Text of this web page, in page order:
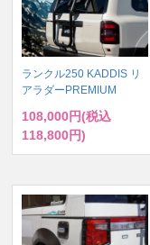
ランクル250 KADDIS リ
アラダーPREMIUM
108,000円(税込
118,800円)